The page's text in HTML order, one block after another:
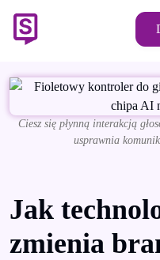
Ciesz się płynną interakcją
usprawnia
Jak
zmienia